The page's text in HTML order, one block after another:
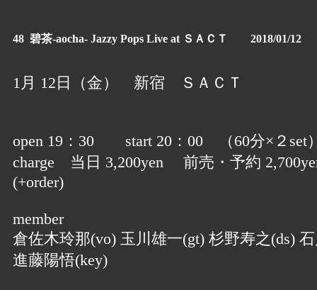
48 碧茶-aocha- Jazzy Pops Live at ＳＡＣＴ 2018/01/12
1月 12日（金） 新宿 ＳＡＣＴ
open 19：30 start 20：00 （60分×２set
charge 当日 3,200yen 前売・予約
(+order)
member
倉佐木玲那(vo) 玉川雄一(gt) 杉野寿之(ds)
進藤陽悟(key)